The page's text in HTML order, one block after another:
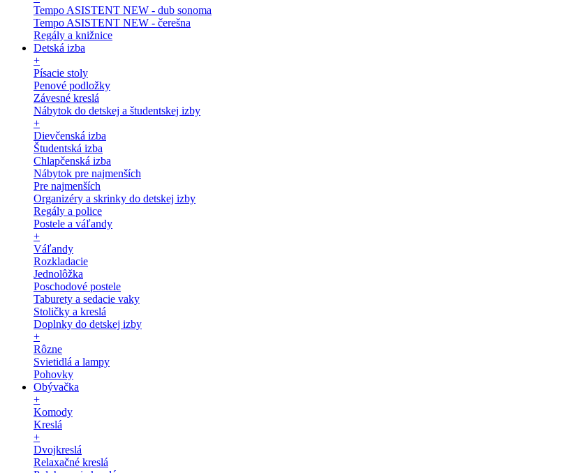
Tempo ASISTENT NEW - dub sonoma
Tempo ASISTENT NEW - čerešna
Regály a knižnice
Detská izba
+
Písacie stoly
Penové podložky
Závesné kreslá
Nábytok do detskej a študentskej izby
+
Dievčenská izba
Študentská izba
Chlapčenská izba
Nábytok pre najmenších
Pre najmenších
Organizéry a skrinky do detskej izby
Regály a police
Postele a váľandy
+
Váľandy
Rozkladacie
Jednolôžka
Poschodové postele
Taburety a sedacie vaky
Stoličky a kreslá
Doplnky do detskej izby
+
Rôzne
Svietidlá a lampy
Pohovky
Obývačka
+
Komody
Kreslá
+
Dvojkreslá
Relaxačné kreslá